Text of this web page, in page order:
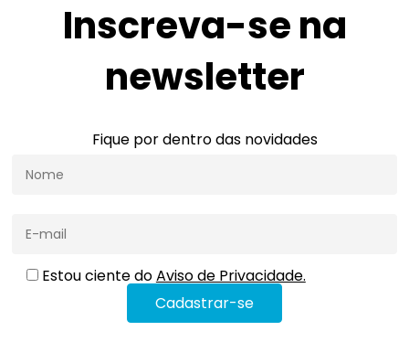
Inscreva-se na
newsletter
Fique por dentro das novidades
Estou ciente doAviso de Privacidade.